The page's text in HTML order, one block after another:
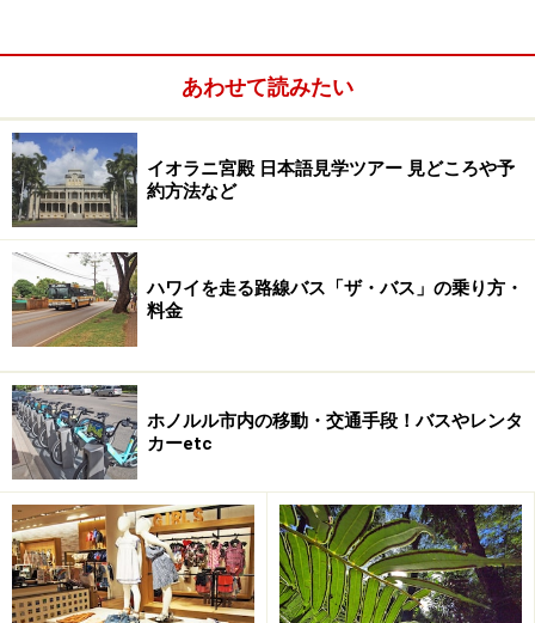
ロビー横にはWiFiアクセス、コンピューターターミナルを備
えたゲストライブラリーを新設
オーシャンフロントに建つ、15階建てのアリイ・タワ
ー。隣には、米軍専用のハレコアホテルの緑が広がる静
かな環境にあります。通常、ヒルトンのチェックイン
は、敷地中央のメインロビーで行いますが、アリイ宿泊
者は、タワー1階の豪華プライベートロビーで。ロビー
には、専任のコンシェルジュも常駐しており、宿泊者1
人1人がきめ細やかなサービスを受けることができま
す。
あわせて読みたい
イオラニ宮殿 日本語見学ツアー 見どころや予
約方法など
ハワイを走る路線バス「ザ・バス」の乗り方・
料金
ホノルル市内の移動・交通手段！バスやレンタ
カーetc